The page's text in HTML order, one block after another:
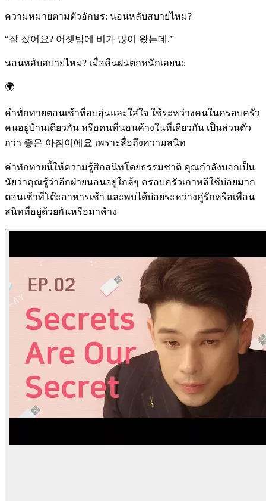
ความหมายตามตัวอักษร: นอนหลับสบายไหม?
“잘 잤어요? 어젯밤에 비가 많이 왔는데.”
นอนหลับสบายไหม? เมื่อคืนฝนตกหนักเลยนะ
🌍
คำทักทายตอนเช้าที่อบอุ่นและใส่ใจ ใช้ระหว่างคนในครอบครัว
คนอยู่บ้านเดียวกัน หรือคนที่นอนค้างในที่เดียวกัน เป็นส่วนตัว
กว่า 좋은 아침이에요 เพราะสื่อถึงความสนิท
คำทักทายนี้ให้ความรู้สึกสนิทโดยธรรมชาติ คุณกำลังบอกเป็น
นัยว่าคุณรู้ว่าอีกฝ่ายนอนอยู่ใกล้ๆ ครอบครัวเกาหลีใช้บ่อยมาก
ตอนเช้าที่โต๊ะอาหารเช้า และพบได้บ่อยระหว่างคู่รักหรือเพื่อน
สนิทที่อยู่ด้วยกันหรือมาค้าง